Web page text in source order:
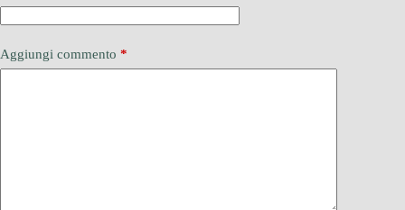
Aggiungi commento *